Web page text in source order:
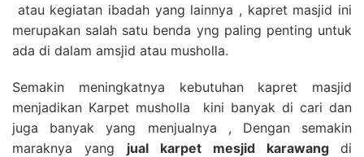
atau kegiatan ibadah yang lainnya , kapret masjid ini
merupakan salah satu benda yng paling penting untuk
ada di dalam amsjid atau musholla.
Semakin meningkatnya kebutuhan kapret masjid
menjadikan Karpet musholla kini banyak di cari dan
juga banyak yang menjualnya , Dengan semakin
maraknya yang jual karpet mesjid karawang di